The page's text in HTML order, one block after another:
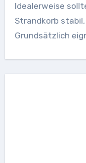
Idealerweise sollte der Untergrund für einen
Strandkorb
Grundsätzlich